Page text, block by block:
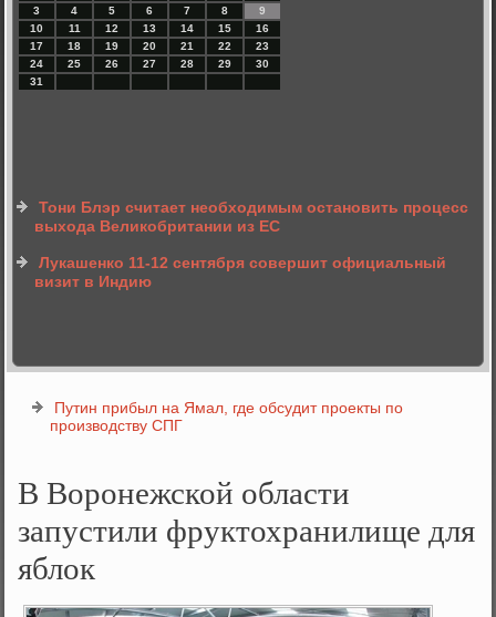
3
4 5 6 7 8
9
10
11 12 13 14 15
16
17
18 19 20 21 22
23
24
25 26 27 28 29
30
31
Тони Блэр считает необходимым остановить процесс
выхода Великобритании из ЕС
Лукашенко 11-12 сентября совершит официальный
визит в Индию
Путин прибыл на Ямал, где обсудит проекты по
производству СПГ
В Воронежской области
запустили фруктохранилище для
яблок